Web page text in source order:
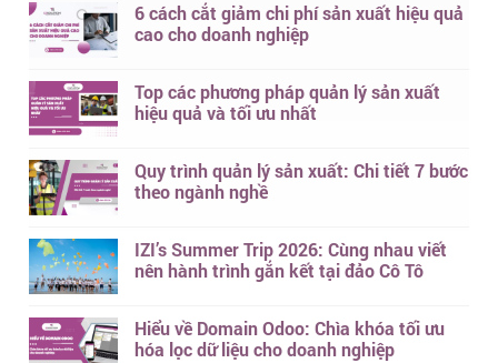
6 cách cắt giảm chi phí sản xuất hiệu quả
cao cho doanh nghiệp
Top các phương pháp quản lý sản xuất
hiệu quả và tối ưu nhất
Quy trình quản lý sản xuất: Chi tiết 7 bước
theo ngành nghề
IZI’s Summer Trip 2026: Cùng nhau viết
nên hành trình gắn kết tại đảo Cô Tô
Hiểu về Domain Odoo: Chìa khóa tối ưu
hóa lọc dữ liệu cho doanh nghiệp